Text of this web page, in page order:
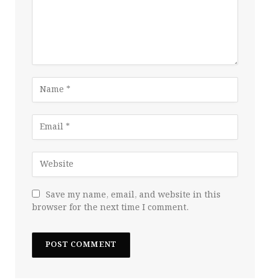
Save my name, email, and website in this
browser for the next time I comment.